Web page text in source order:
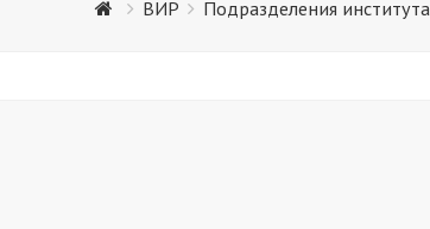
ВИР Подразделения института